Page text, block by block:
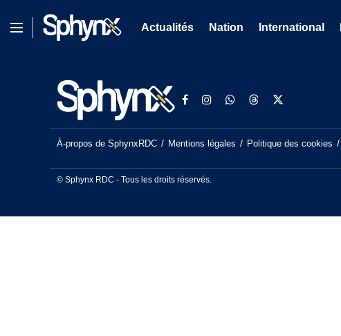
Actualités Nation International
À-propos de SphynxRDC Mentions légales Politique des cookies
© Sphynx RDC - Tous les droits réservés.